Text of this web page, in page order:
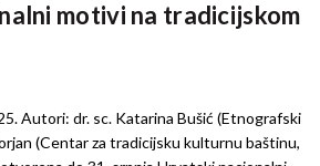
motivi na tradicijskom
Autori: dr. sc. Katarina Bušić (Etnografski
(Centar za tradicijsku kulturnu baštinu,